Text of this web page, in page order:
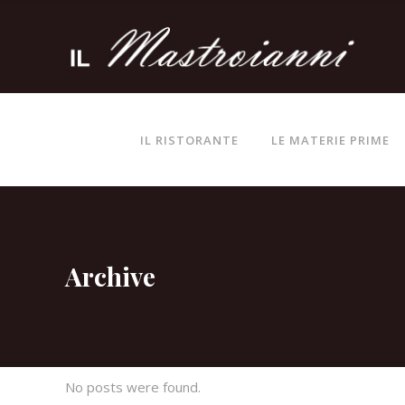
IL RISTORANTE LE MATERIE PRIME
Archive
No posts were found.